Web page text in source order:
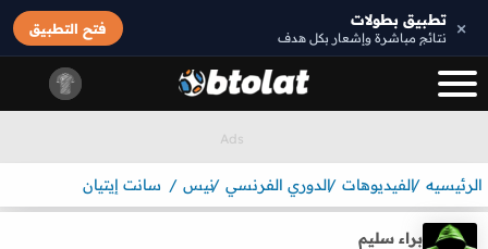
× تطبيق بطولات
نتائج مباشرة وإشعار بكل هدف
فتح التطبيق
الرئيسيه الفيديوهات الدوري الفرنسي نيس سانت إيتيان
براء سليم